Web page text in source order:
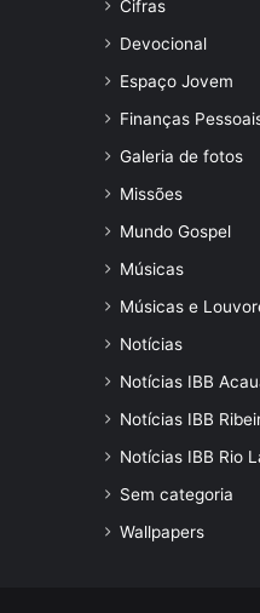
Cifras
Devocional
Espaço Jovem
Finanças
Galeria de fotos
Missões
Mundo Gospel
Músicas
Músicas e
Notícias
Notícias IBB
Notícias IBB
Notícias IBB Rio
Sem categoria
Wallpapers